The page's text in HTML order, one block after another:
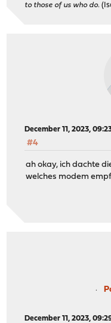
to those of us who do.
December 11, 2023,
#4
ah okay, ich dachte
welches modem
December 11, 2023,